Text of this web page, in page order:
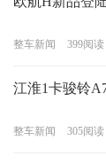
整车新闻 399阅读
江淮1卡骏铃
整车新闻 305阅读